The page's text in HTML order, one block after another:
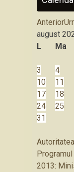
Anterior
august
L
Ma
3
4
10
11
17
18
24
25
31
2013: